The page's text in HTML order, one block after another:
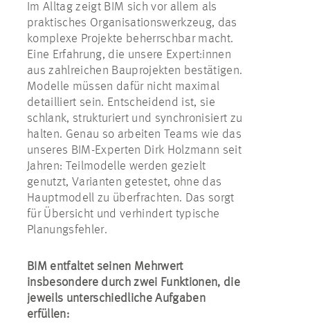
Im Alltag zeigt BIM sich vor allem als
praktisches Organisationswerkzeug, das
komplexe Projekte beherrschbar macht.
Eine Erfahrung, die unsere Expert:innen
aus zahlreichen Bauprojekten bestätigen.
Modelle müssen dafür nicht maximal
detailliert sein. Entscheidend ist, sie
schlank, strukturiert und synchronisiert zu
halten. Genau so arbeiten Teams wie das
unseres BIM-Experten Dirk Holzmann seit
Jahren: Teilmodelle werden gezielt
genutzt, Varianten getestet, ohne das
Hauptmodell zu überfrachten. Das sorgt
für Übersicht und verhindert typische
Planungsfehler.
BIM entfaltet seinen Mehrwert
insbesondere durch zwei Funktionen, die
jeweils unterschiedliche Aufgaben
erfüllen: